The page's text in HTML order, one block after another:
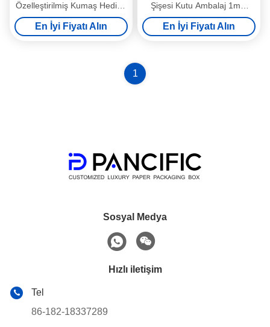
Özelleştirilmiş Kumaş Hediye
kutusu mıknatıs kapatma
karton kağıt hediye kutusu
sert karton hediye kutuları
En İyi Fiyatı Alın
Şişesi Kutu Ambalaj 1mm
2mm 3mm
En İyi Fiyatı Alın
1
Sosyal Medya
Hızlı iletişim
Tel
86-182-18337289